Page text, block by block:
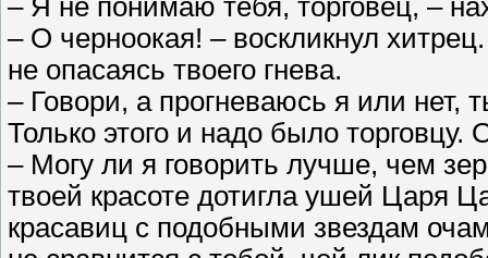
– Я не понимаю тебя, торговец, –
– О черноокая! – воскликнул
не опасаясь твоего гнева.
– Говори, а прогневаюсь я или нет,
Только этого и надо было
– Могу ли я говорить лучше, чем
твоей красоте дотигла ушей Царя
красавиц с подобными звездам